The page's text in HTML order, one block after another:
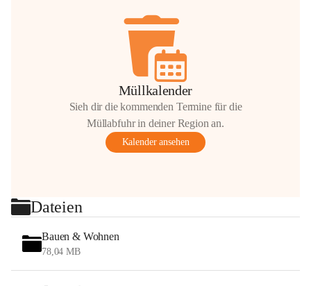
Müllkalender
Sieh dir die kommenden Termine für die
Müllabfuhr in deiner Region an.
Kalender ansehen
Dateien
Bauen & Wohnen
78,04 MB